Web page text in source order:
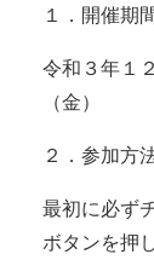
１．開催期
令和３年１
（金）
２．参加方
最初に必ず
ボタンを押